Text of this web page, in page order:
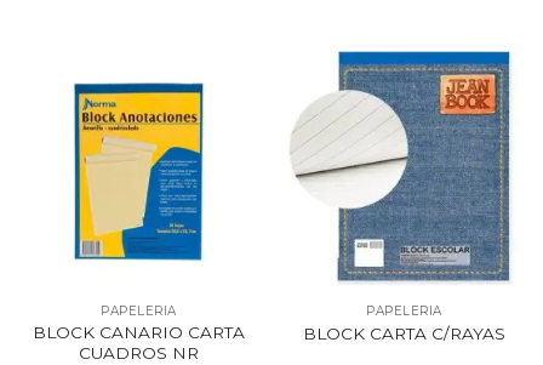
PAPELERIA
BLOCK CANARIO CARTA
CUADROS NR
PAPELERIA
BLOCK CARTA C/RAYAS